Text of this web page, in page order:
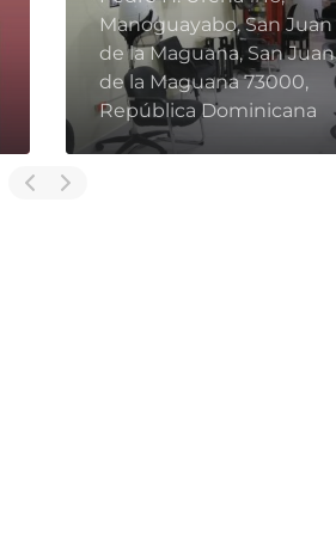
Manoguayabo, San Juan
de la Maguana, San Juan
de la Maguana 73000,
República Dominicana